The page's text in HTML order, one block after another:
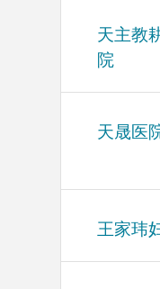
天主教
院
天晟医
王家玮